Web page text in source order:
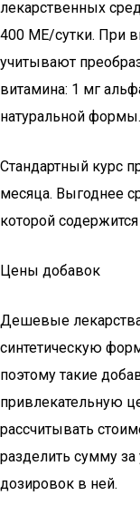
лекарственных
400 МЕ/сутки. При
учитывают
витамина: 1 мг
натуральной формы.
Стандартный курс
месяца. Выгоднее
которой
Цены добавок
Дешевые
синтетическую
поэтому такие
привлекательную
рассчитывать
разделить сумму
дозировок в ней.